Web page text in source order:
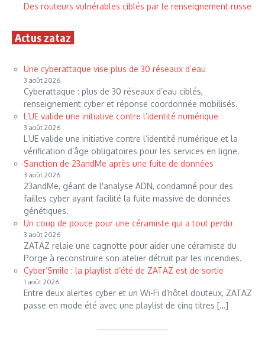
Des routeurs vulnérables ciblés par le renseignement russe
Actus zataz
Une cyberattaque vise plus de 30 réseaux d’eau
3 août 2026
Cyberattaque : plus de 30 réseaux d’eau ciblés,
renseignement cyber et réponse coordonnée mobilisés.
L’UE valide une initiative contre l’identité numérique
3 août 2026
L’UE valide une initiative contre l’identité numérique et la
vérification d’âge obligatoires pour les services en ligne.
Sanction de 23andMe après une fuite de données
3 août 2026
23andMe, géant de l'analyse ADN, condamné pour des
failles cyber ayant facilité la fuite massive de données
génétiques.
Un coup de pouce pour une céramiste qui a tout perdu
3 août 2026
ZATAZ relaie une cagnotte pour aider une céramiste du
Porge à reconstruire son atelier détruit par les incendies.
Cyber’Smile : la playlist d’été de ZATAZ est de sortie
1 août 2026
Entre deux alertes cyber et un Wi-Fi d’hôtel douteux, ZATAZ
passe en mode été avec une playlist de cinq titres […]